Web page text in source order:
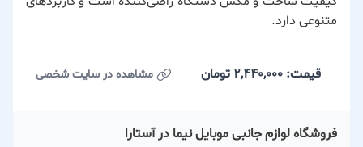
متنوعی دارد.
قیمت: 2,440,000 تومان مشاهده در سایت شخصی
فروشگاه لوازم جانبی موبایل نیما در آستارا